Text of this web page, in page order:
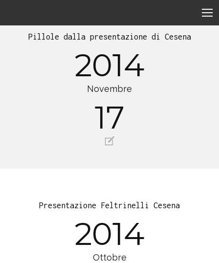
Pillole dalla presentazione di Cesena
2014
Novembre
17
Presentazione Feltrinelli Cesena
2014
Ottobre